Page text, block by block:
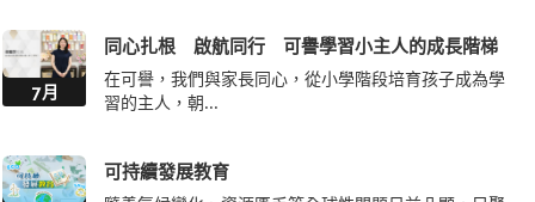
7月
同心扎根 啟航同行 可譽學習小主人的成長階梯
在可譽，我們與家長同心，從小學階段培育孩子成為學
習的主人，朝...
可持續發展教育